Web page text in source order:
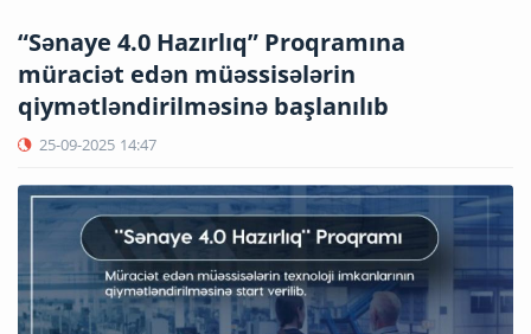
“Sənaye 4.0 Hazırlıq” Proqramına
müraciət edən müəssisələrin
qiymətləndirilməsinə başlanılıb
25-09-2025 14:47